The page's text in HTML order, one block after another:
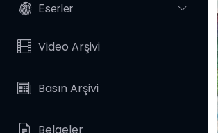
Eserler
Video Arşivi
Basın Arşivi